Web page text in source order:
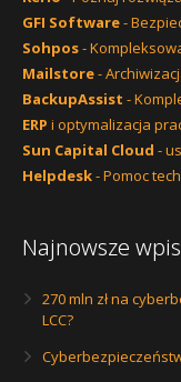
GFI Software-
Sohpos-
Mailstore-
BackupAssist -
ERP i optymalizacja
Sun Capital Cloud -
Helpdesk- Pomoc
Najnowsze
270 mln zł na
LCC?